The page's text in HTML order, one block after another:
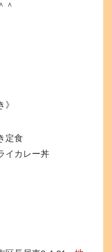
＾
定食
イカレー丼